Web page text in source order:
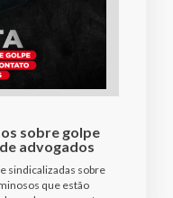
sobre golpe
advogados
sindicalizadas sobre
que estão